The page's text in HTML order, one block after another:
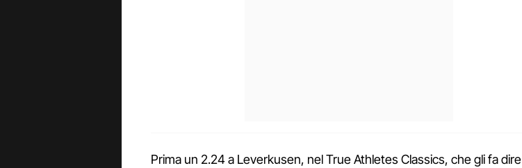
Prima un 2.24 a Leverkusen, nel True Athletes Classics, che gli fa dire